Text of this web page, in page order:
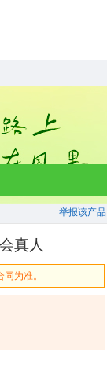
真人
为准。
举报该产品